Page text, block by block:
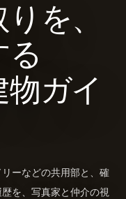
を、
る
ガイ
ーなどの共用部と、確
を、写真家と仲介の視